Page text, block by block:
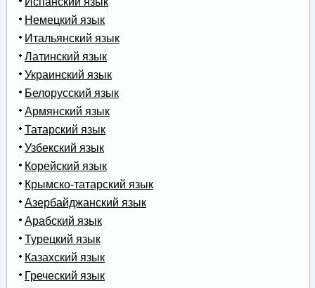
Немецкий язык
Итальянский язык
Латинский язык
Украинский язык
Белорусский язык
Армянский язык
Татарский язык
Узбекский язык
Корейский язык
Крымско-татарский язык
Азербайджанский язык
Арабский язык
Турецкий язык
Казахский язык
Греческий язык